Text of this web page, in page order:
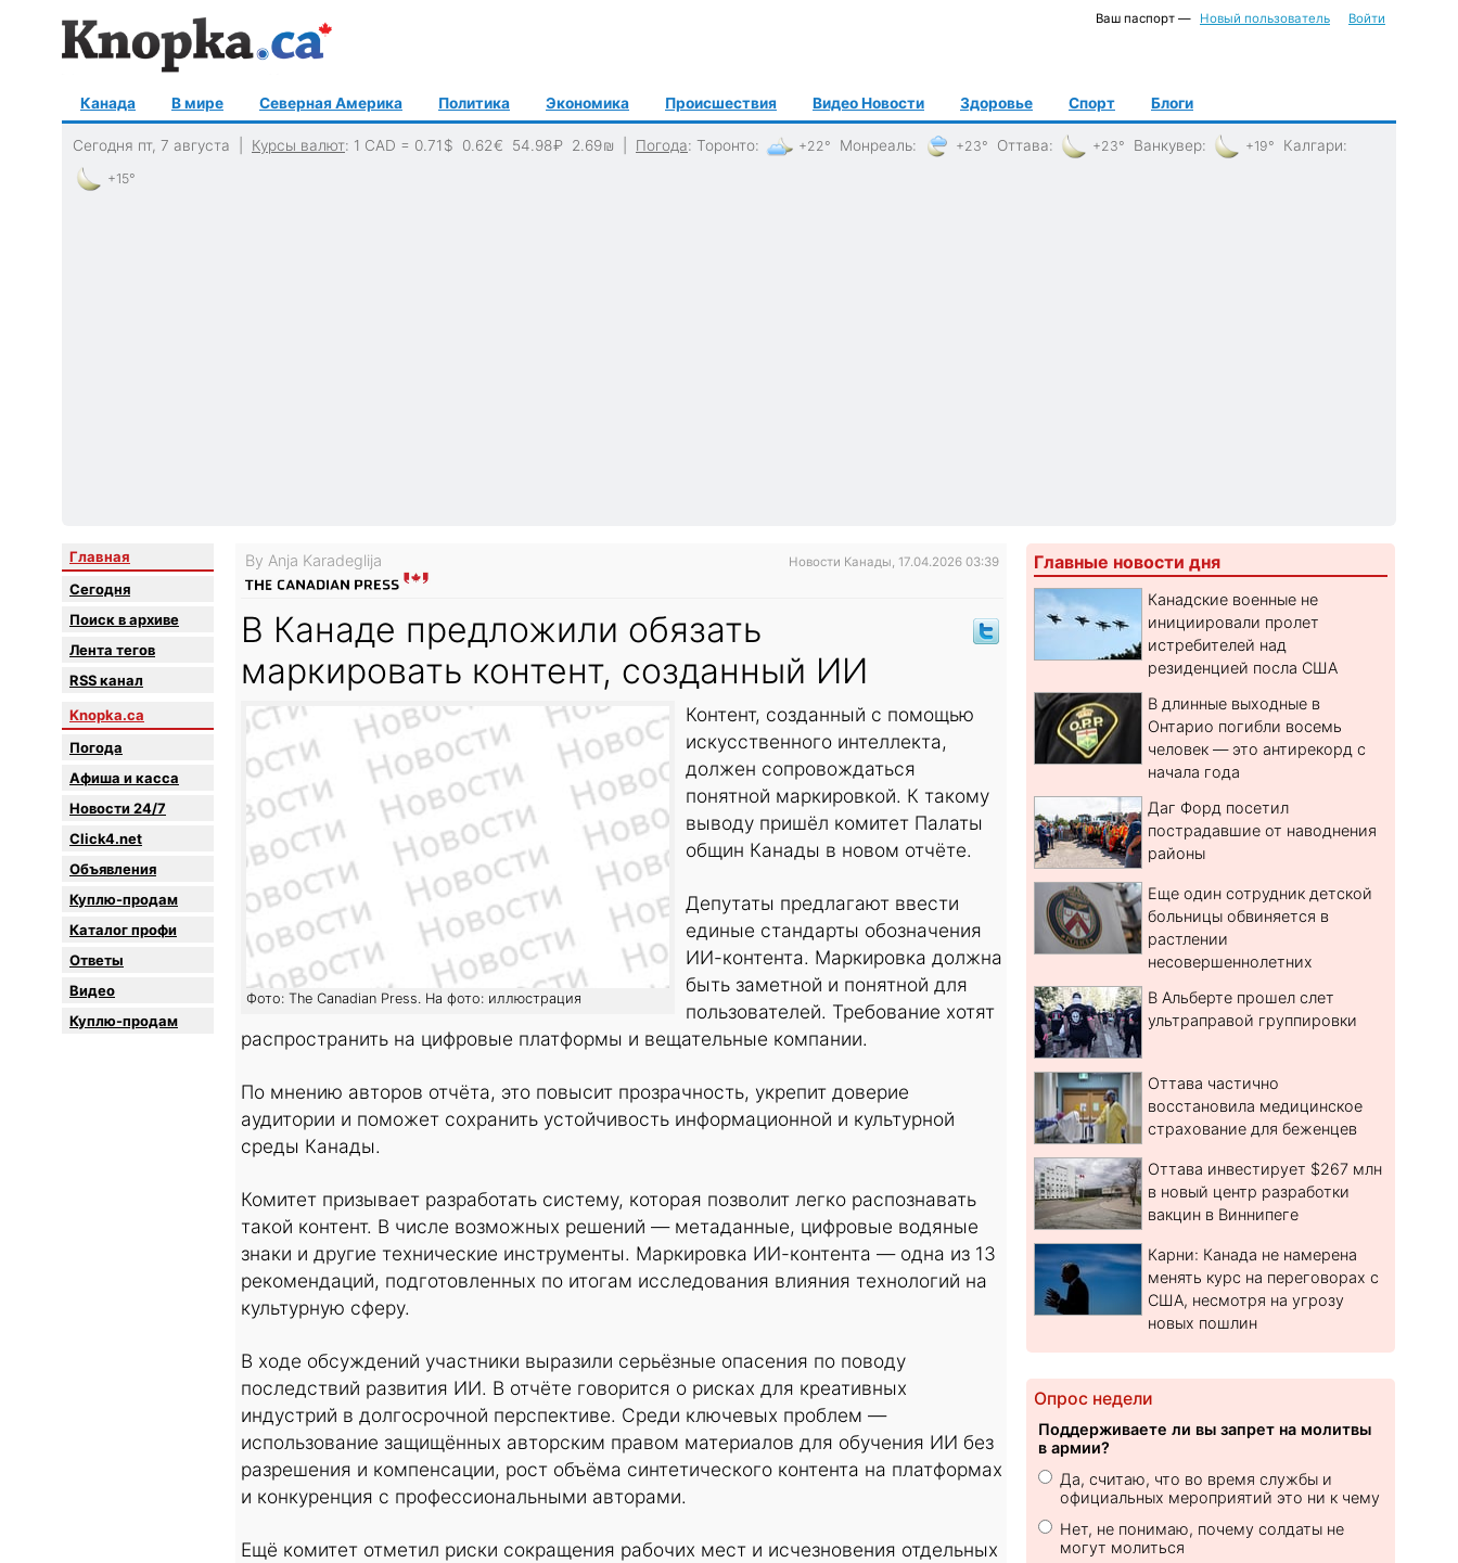
Ваш паспорт — Новый пользователь Войти
Канада В мире Северная Америка Политика Экономика Происшествия Видео Новости Здоровье Спорт Блоги
Сегодня пт, 7 августа | Курсы валют: 1 CAD = 0.71 $ 0.62€ 54.98₽ 2.69₪ Погода: Торонто: +22° Монреаль: +23° Оттава: +23° Ванкувер: +19° Калгари:
+15°
Главная
Сегодня
Поиск в архиве
Лента тегов
RSS канал
Knopka.ca
Погода
Афиша и касса
Новости 24/7
Click4.net
Объявления
Куплю-продам
Каталог профи
Oтветы
Видео
Куплю-продам
By Anja Karadeglija Новости Канады, 17.04.2026 03:39
В Канаде предложили обязать
маркировать контент, созданный ИИ
Фото: The Canadian Press. На фото: иллюстрация
Контент, созданный с помощью
искусственного интеллекта,
должен сопровождаться
понятной маркировкой. К такому
выводу пришёл комитет Палаты
общин Канады в новом отчёте.
Депутаты предлагают ввести
единые стандарты обозначения
ИИ-контента. Маркировка должна
быть заметной и понятной для
пользователей. Требование хотят
распространить на цифровые платформы и вещательные компании.
По мнению авторов отчёта, это повысит прозрачность, укрепит доверие
аудитории и поможет сохранить устойчивость информационной и культурной
среды Канады.
Комитет призывает разработать систему, которая позволит легко распознавать
такой контент. В числе возможных решений — метаданные, цифровые водяные
знаки и другие технические инструменты. Маркировка ИИ-контента — одна из 13
рекомендаций, подготовленных по итогам исследования влияния технологий на
культурную сферу.
В ходе обсуждений участники выразили серьёзные опасения по поводу
последствий развития ИИ. В отчёте говорится о рисках для креативных
индустрий в долгосрочной перспективе. Среди ключевых проблем —
использование защищённых авторским правом материалов для обучения ИИ без
разрешения и компенсации, рост объёма синтетического контента на платформах
и конкуренция с профессиональными авторами.
Ещё комитет отметил риски сокращения рабочих мест и исчезновения отдельных
Главные новости дня
Канадские военные не
инициировали пролет
истребителей над
резиденцией посла США
В длинные выходные в
Онтарио погибли восемь
человек — это антирекорд с
начала года
Даг Форд посетил
пострадавшие от наводнения
районы
Еще один сотрудник детской
больницы обвиняется в
растлении
несовершеннолетних
В Альберте прошел слет
ультраправой группировки
Оттава частично
восстановила медицинское
страхование для беженцев
Оттава инвестирует $267 млн
в новый центр разработки
вакцин в Виннипеге
Карни: Канада не намерена
менять курс на переговорах с
США, несмотря на угрозу
новых пошлин
Опрос недели
Поддерживаете ли вы запрет на молитвы
в армии?
Да, считаю, что во время службы и
официальных мероприятий это ни к чему
Нет, не понимаю, почему солдаты не
могут молиться